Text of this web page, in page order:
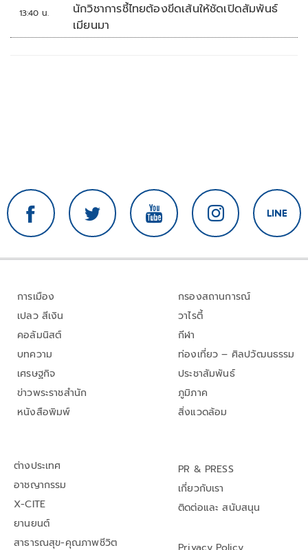
13:40 น.
นักวิชาการชี้ไทยต้องขีดเส้นให้ชัดเปิดสัมพันธ์
เมียนมา
การเมือง
เปลว สีเงิน
คอลัมนิสต์
บทความ
เศรษฐกิจ
ข่าวพระราชสำนัก
หนังสือพิมพ์
กรองสถานการณ์
วาไรตี้
กีฬา
ท่องเที่ยว – ศิลปวัฒนธรรม
ประชาสัมพันธ์
ภูมิภาค
สิ่งแวดล้อม
ต่างประเทศ
อาชญากรรม
X-CITE
ยานยนต์
สาธารณสุข-คุณภาพชีวิต
PR & PRESS
เกี่ยวกับเรา
ติดต่อและ สนับสนุน